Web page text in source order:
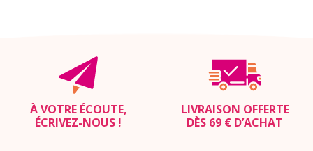
À VOTRE ÉCOUTE,
ÉCRIVEZ-NOUS !
LIVRAISON OFFERTE
DÈS 69 € D’ACHAT